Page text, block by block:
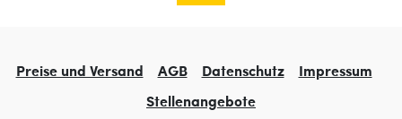
Preise und Versand AGB Datenschutz
Impressum
Stellenangebote